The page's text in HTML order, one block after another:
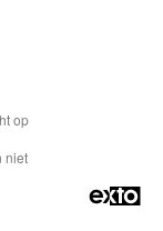
op
niet